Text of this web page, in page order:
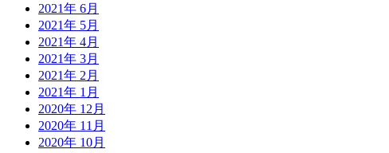
2021年 6月
2021年 5月
2021年 4月
2021年 3月
2021年 2月
2021年 1月
2020年 12月
2020年 11月
2020年 10月